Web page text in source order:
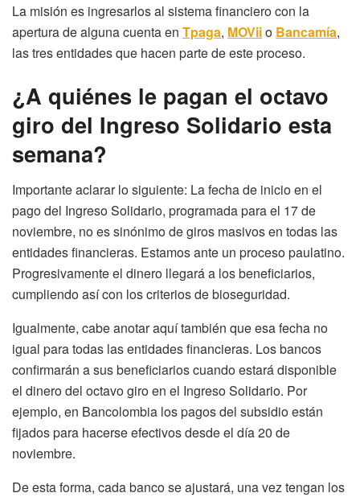
La misión es ingresarlos al sistema financiero con la
apertura de alguna cuenta en Tpaga, MOViio Bancamía,
las tres entidades que hacen parte de este proceso.
¿A quiénes le pagan el octavo
giro del Ingreso Solidario esta
semana?
Importante aclarar lo siguiente: La fecha de inicio en el
pago del Ingreso Solidario, programada para el 17 de
noviembre, no es sinónimo de giros masivos en todas las
entidades financieras. Estamos ante un proceso paulatino.
Progresivamente el dinero llegará a los beneficiarios,
cumpliendo así con los criterios de bioseguridad.
Igualmente, cabe anotar aquí también que esa fecha no
igual para todas las entidades financieras. Los bancos
confirmarán a sus beneficiarios cuando estará disponible
el dinero del octavo giro en el Ingreso Solidario. Por
ejemplo, en Bancolombia los pagos del subsidio están
fijados para hacerse efectivos desde el día 20 de
noviembre.
De esta forma, cada banco se ajustará, una vez tengan los